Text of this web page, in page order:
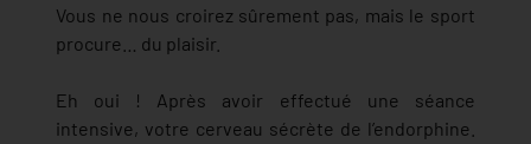
Vous ne nous croirez sûrement pas, mais le sport
procure… du plaisir.
Eh oui ! Après avoir effectué une séance
intensive, votre cerveau sécrète de l’endorphine.